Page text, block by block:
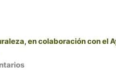
en colaboración con el